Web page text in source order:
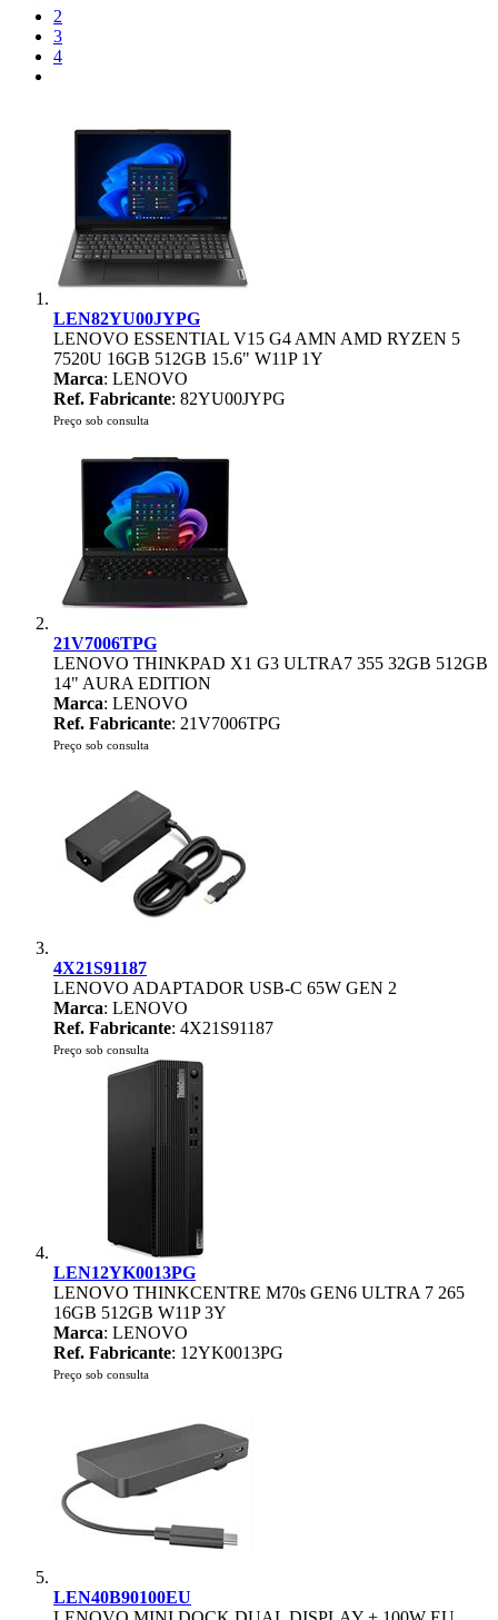
2
3
4
LEN82YU00JYPG
LENOVO ESSENTIAL V15 G4 AMN AMD RYZEN 5
7520U 16GB 512GB 15.6" W11P 1Y
Marca: LENOVO
Ref. Fabricante: 82YU00JYPG
Preço sob consulta
21V7006TPG
LENOVO THINKPAD X1 G3 ULTRA7 355 32GB 512GB
14" AURA EDITION
Marca: LENOVO
Ref. Fabricante: 21V7006TPG
Preço sob consulta
4X21S91187
LENOVO ADAPTADOR USB-C 65W GEN 2
Marca: LENOVO
Ref. Fabricante: 4X21S91187
Preço sob consulta
LEN12YK0013PG
LENOVO THINKCENTRE M70s GEN6 ULTRA 7 265
16GB 512GB W11P 3Y
Marca: LENOVO
Ref. Fabricante: 12YK0013PG
Preço sob consulta
LEN40B90100EU